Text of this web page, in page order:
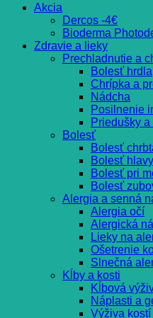
Akcia
Dercos -4€
Bioderma
Zdravie a lieky
Prechladnutie a
Bolesť hrdla
Chrípka a
Nádcha
Posilnenie
Priedušky
Bolesť
Bolesť
Bolesť
Bolesť pri
Bolesť
Alergia a senná
Alergia očí
Alergická
Lieky na
Ošetrenie
Slnečná
Kĺby a kosti
Kĺbová
Náplasti a
Výživa kostí